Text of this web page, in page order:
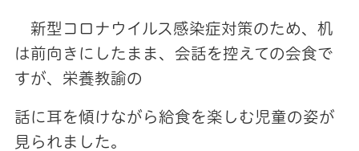
新型コロナウイルス感染症対策のため、机
は前向きにしたまま、会話を控えての会食で
すが、栄養教諭の
話に耳を傾けながら給食を楽しむ児童の姿が
見られました。